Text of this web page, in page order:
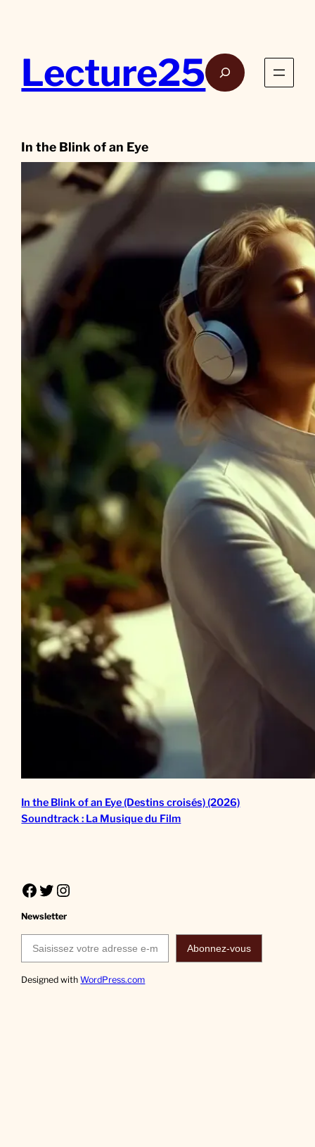
Lecture25Rech
In the Blink of an Eye
In the Blink of an Eye (Destins croisés) (2026)
Soundtrack : La Musique du Film
Facebook Twitter Instagram
Newsletter
Saisissez votre adresse e-mail…
Abonnez-vous
Designed withWordPress.com